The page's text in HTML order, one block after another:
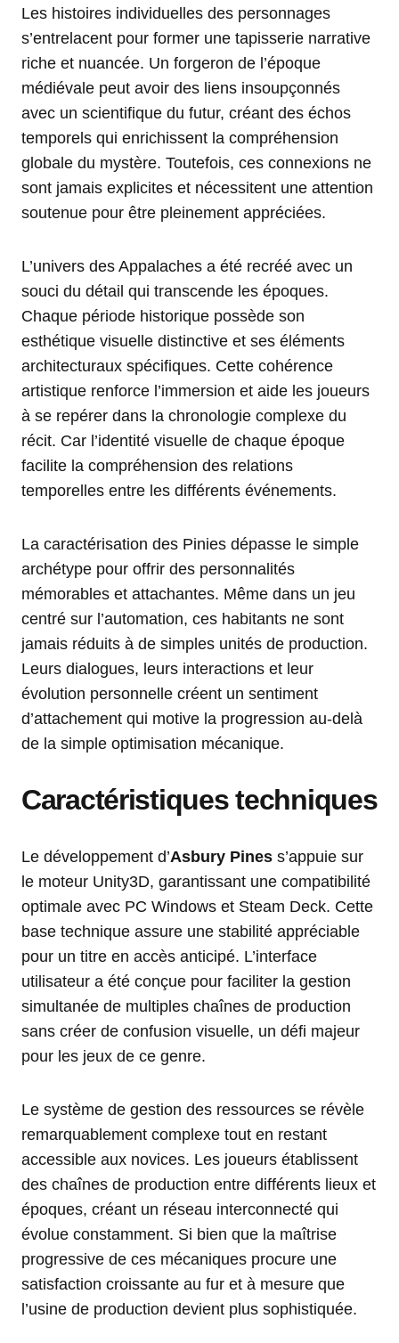
Les histoires individuelles des personnages
s’entrelacent pour former une tapisserie narrative
riche et nuancée. Un forgeron de l’époque
médiévale peut avoir des liens insoupçonnés
avec un scientifique du futur, créant des échos
temporels qui enrichissent la compréhension
globale du mystère. Toutefois, ces connexions ne
sont jamais explicites et nécessitent une attention
soutenue pour être pleinement appréciées.
L’univers des Appalaches a été recréé avec un
souci du détail qui transcende les époques.
Chaque période historique possède son
esthétique visuelle distinctive et ses éléments
architecturaux spécifiques. Cette cohérence
artistique renforce l’immersion et aide les joueurs
à se repérer dans la chronologie complexe du
récit. Car l’identité visuelle de chaque époque
facilite la compréhension des relations
temporelles entre les différents événements.
La caractérisation des Pinies dépasse le simple
archétype pour offrir des personnalités
mémorables et attachantes. Même dans un jeu
centré sur l’automation, ces habitants ne sont
jamais réduits à de simples unités de production.
Leurs dialogues, leurs interactions et leur
évolution personnelle créent un sentiment
d’attachement qui motive la progression au-delà
de la simple optimisation mécanique.
Caractéristiques techniques
Le développement d’Asbury Pines s’appuie sur
le moteur Unity3D, garantissant une compatibilité
optimale avec PC Windows et Steam Deck. Cette
base technique assure une stabilité appréciable
pour un titre en accès anticipé. L’interface
utilisateur a été conçue pour faciliter la gestion
simultanée de multiples chaînes de production
sans créer de confusion visuelle, un défi majeur
pour les jeux de ce genre.
Le système de gestion des ressources se révèle
remarquablement complexe tout en restant
accessible aux novices. Les joueurs établissent
des chaînes de production entre différents lieux et
époques, créant un réseau interconnecté qui
évolue constamment. Si bien que la maîtrise
progressive de ces mécaniques procure une
satisfaction croissante au fur et à mesure que
l’usine de production devient plus sophistiquée.